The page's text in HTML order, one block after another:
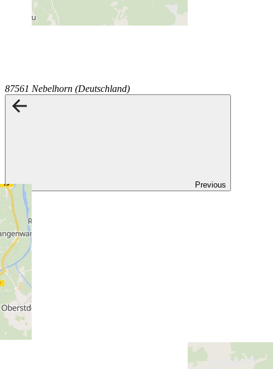
87561 Nebelhorn (Deutschland)
Previous